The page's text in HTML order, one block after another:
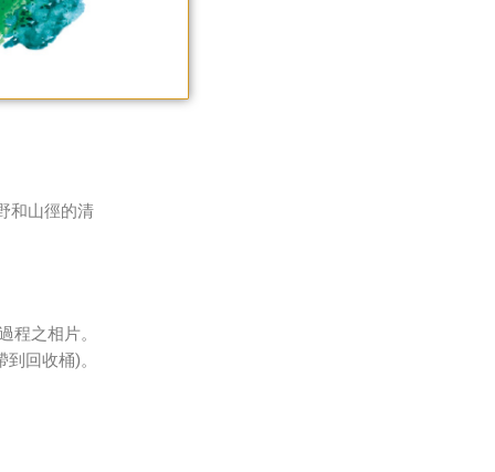
和山徑的清
程之相片。
回收桶)。